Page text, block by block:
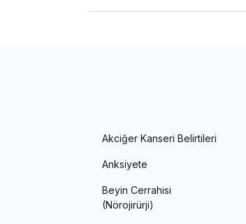
Akciğer Kanseri Belirtileri
Anksiyete
Beyin Cerrahisi
(Nörojirürji)